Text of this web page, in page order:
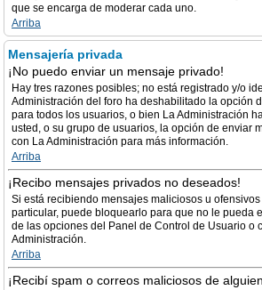
que se encarga de moderar cada uno.
Arriba
Mensajería privada
¡No puedo enviar un mensaje privado!
Hay tres razones posibles; no está registrado y/o
Administración del foro ha deshabilitado la opción
para todos los usuarios, o bien La Administración
usted, o su grupo de usuarios, la opción de enviar
con La Administración para más información.
Arriba
¡Recibo mensajes privados no deseados!
Si está recibiendo mensajes maliciosos u
particular, puede bloquearlo para que no le pueda
de las opciones del Panel de Control de Usuario o
Administración.
Arriba
¡Recibí spam o correos maliciosos de